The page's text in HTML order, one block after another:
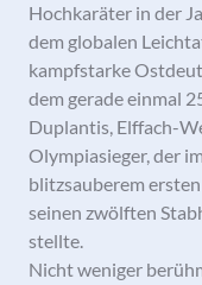
Hochkaräter in der
dem globalen
kampfstarke
dem gerade einmal
Duplantis, Elffach-
Olympiasieger, der
blitzsauberem
seinen zwölften
stellte.
Nicht weniger